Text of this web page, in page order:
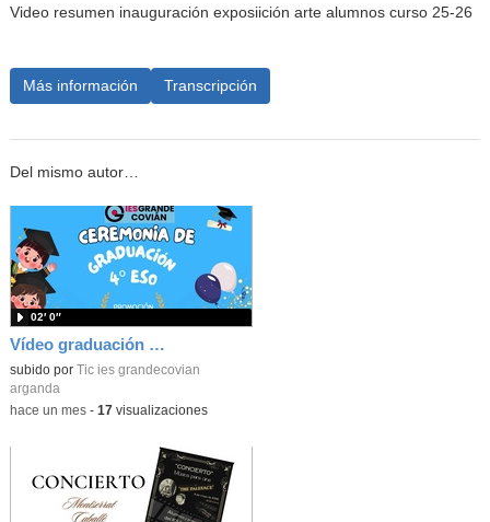
Video resumen inauguración exposiición arte alumnos curso 25-26
Más información Transcripción
Del mismo autor…
Vídeo graduación 4ESO
subido por
Tic ies grandecovian
arganda
02′ 0″
-hace un mes- 17 visualizaciones